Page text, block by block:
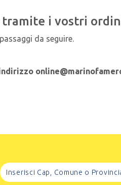
tramite i vostri
da seguire.